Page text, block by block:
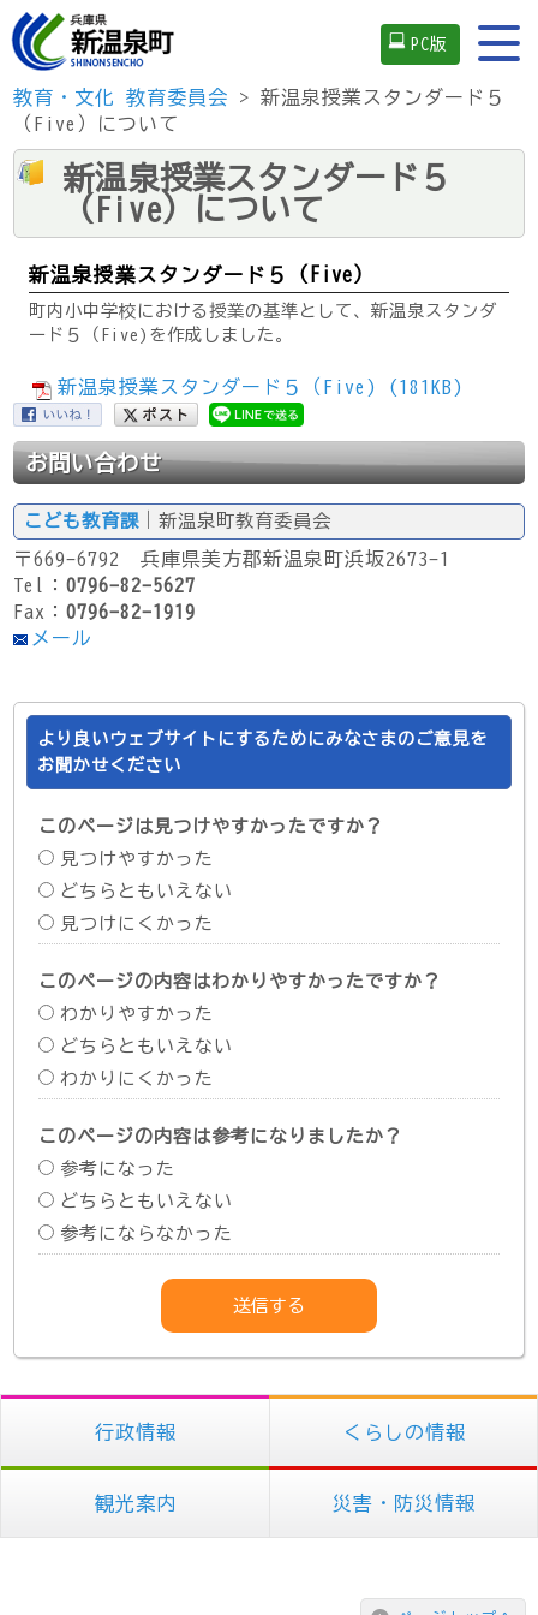
PC版
教育・文化 教育委員会 > 新温泉授業スタンダード５
（Five）について
新温泉授業スタンダード５
（Five）について
新温泉授業スタンダード５（Five）
町内小中学校における授業の基準として、新温泉スタンダ
ード５（Five)を作成しました。
新温泉授業スタンダード５（Five) (181KB)
お問い合わせ
こども教育課 ｜新温泉町教育委員会
〒669-6792 兵庫県美方郡新温泉町浜坂2673-1
Tel：0796-82-5627
Fax：0796-82-1919
メール
より良いウェブサイトにするためにみなさまのご意見を
お聞かせください
このページは見つけやすかったですか？
見つけやすかった
どちらともいえない
見つけにくかった
このページの内容はわかりやすかったですか？
わかりやすかった
どちらともいえない
わかりにくかった
このページの内容は参考になりましたか？
参考になった
どちらともいえない
参考にならなかった
行政情報 くらしの情報
観光案内 災害・防災情報